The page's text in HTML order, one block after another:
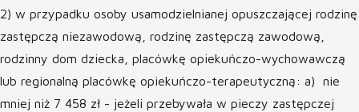
2) w przypadku osoby usamodzielnianej opuszczającej rodzinę
zastępczą niezawodową, rodzinę zastępczą zawodową,
rodzinny dom dziecka, placówkę opiekuńczo-wychowawczą
lub regionalną placówkę opiekuńczo-terapeutyczną: a) nie
mniej niż 7 458 zł - jeżeli przebywała w pieczy zastępczej